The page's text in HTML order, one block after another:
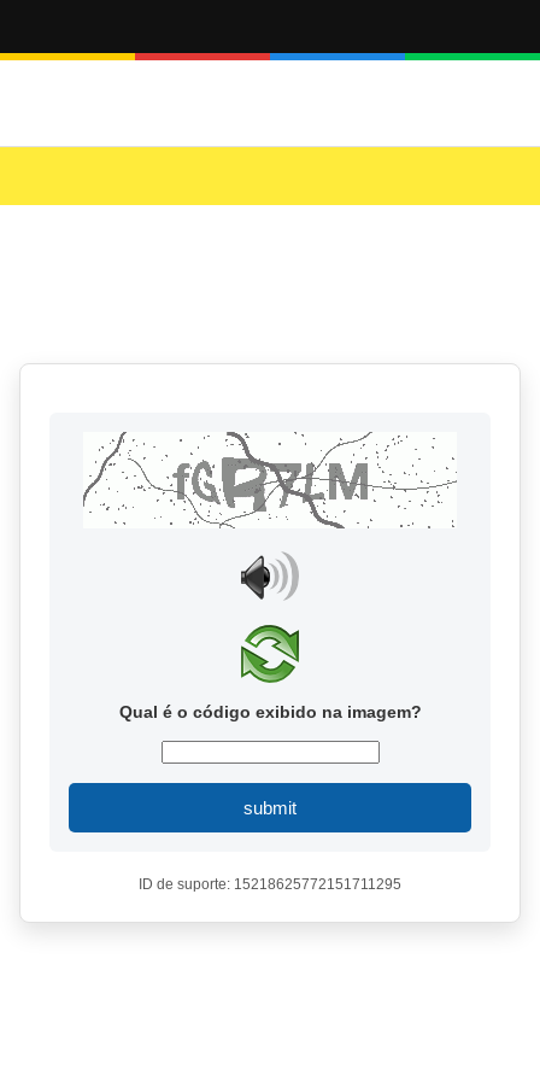
Qual é o código exibido na imagem?
submit
ID de suporte: 15218625772151711295